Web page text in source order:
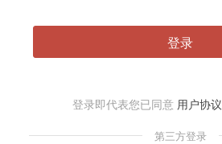
登录
登录即代表您已同意 用户协议
第三方登录